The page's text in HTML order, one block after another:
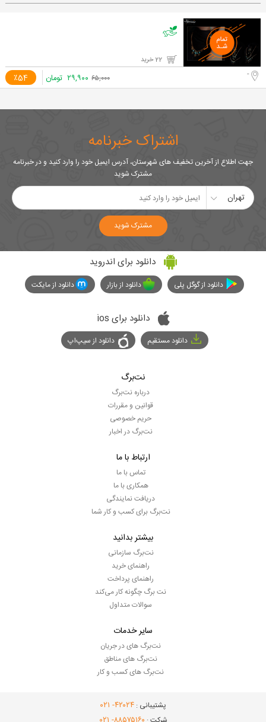
٪54 - ۶۵,۰۰۰ ۲۹,۹۰۰ تومان
اشتراک خبرنامه
جهت اطلاع از آخرین تخفیف های شهرستان، آدرس ایمیل خود را وارد کنید و در خبرنامه
مشترک شوید
تهران
مشترک شوید
دانلود برای اندروید
دانلود از گوگل پلی دانلود از بازار دانلود از مایکت
دانلود برای ios
دانلود مستقیم دانلود از سیپ‌اپ
نت‌برگ
درباره نت‌برگ
قوانین و مقررات
حریم خصوصی
نت‌برگ در اخبار
ارتباط با ما
تماس با ما
همکاری با ما
دریافت نمایندگی
نت‌برگ برای کسب و کار شما
بیشتر بدانید
نت‌برگ سازمانی
راهنمای خرید
راهنمای پرداخت
نت برگ چگونه کار می‌کند
سوالات متداول
سایر خدمات
نت‌برگ های در جریان
نت‌برگ های مناطق
نت‌برگ های کسب و کار
پشتیبانی : ۴۲۰۲۴- ۰۲۱